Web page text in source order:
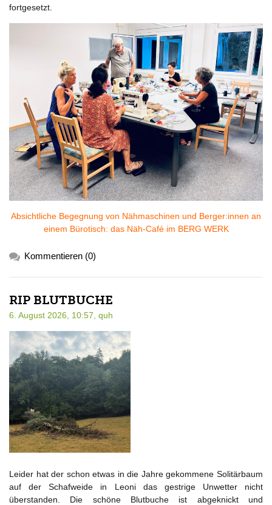
fortgesetzt.
Absichtliche Begegnung von Nähmaschinen und Berger:innen an
einem Bürotisch: das Näh-Café im BERG WERK
Kommentieren (0)
RIP BLUTBUCHE
6. August 2026, 10:57, quh
Leider hat der schon etwas in die Jahre gekommene Solitärbaum
auf der Schafweide in Leoni das gestrige Unwetter nicht
überstanden. Die schöne Blutbuche ist abgeknickt und